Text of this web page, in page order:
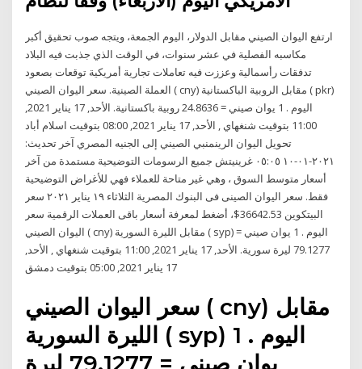
ارتفع اليوان الصيني مقابل الدولار، اليوم الجمعة، ويتجه صوب تحقيق أكبر
مكاسبه الفصلية في عشر سنوات، في الوقت الذي جذبت فيه البلاد
تدفقات رأسمالية وعززت فيه تعاملات تجارية أمريكية توقعات بصعود
العملة الصينية. سعر اليوان الصيني ( cny) مقابل الروبية الباكستانية ( pkr)
اليوم . 1 يوان صيني = 24.8636 روبية باكستانية. الأحد, 17 يناير 2021,
11:00 بتوقيت شنغهاي , الأحد, 17 يناير 2021, 08:00 بتوقيت اسلام أباد
تحويل اليوان الرينمنبي الصيني إلى الجنيه المصري آخر تحديث:
٢٠٢١-٠١-١٠ ٠٥:٠٥ غرينيتش جميع الرسومات التوضيحية مستمدة من آخر
أسعار متوسط السوق ، وهي غير متاحة للعملاء فهي للأغراض التوضيحية
فقط. سعر اليوان الصينى فى البنوك المصرية الثلاثاء ١٩ يناير ٢٠٢١ سعر
البيتكوين 36642.53$، أضغط لمعرفة أسعار باقى العملات الرقمية سعر
اليوان الصيني ( cny) مقابل الليرة السورية ( syp) اليوم . 1 يوان صيني =
79.1277 ليرة سورية. الأحد, 17 يناير 2021, 11:00 بتوقيت شنغهاي , الأحد,
17 يناير 2021, 05:00 بتوقيت دمشق
سعر اليوان الصيني ( cny) مقابل
الليرة السورية ( syp) اليوم . 1
يوان صيني = 79.1277 ليرة